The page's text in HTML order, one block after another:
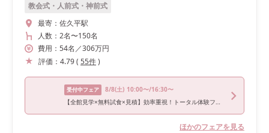
教会式・人前式・神前式
最寄： 佐久平駅
人数： 2名〜150名
費用： 54名 ／306万円
評価： 4.79( 55件)
受付中フェア 8/8(土) 10:00〜/16:30〜
【全館見学×無料試食×見積】効率重視！トータル体験フェスタ
ほかのフェアを見る